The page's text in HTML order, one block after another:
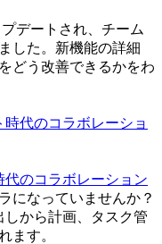
デートされ、チーム
した。新機能の詳細
どう改善できるかをわ
のコラボレーション
になっていませんか？
から計画、タスク管
ます。